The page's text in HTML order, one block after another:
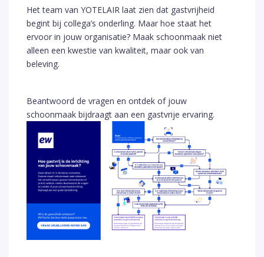
Het team van YOTELAIR laat zien dat gastvrijheid
begint bij collega’s onderling. Maar hoe staat het
ervoor in jouw organisatie? Maak schoonmaak niet
alleen een kwestie van kwaliteit, maar ook van
beleving.
Beantwoord de vragen en ontdek of jouw
schoonmaak bijdraagt aan een gastvrije ervaring.